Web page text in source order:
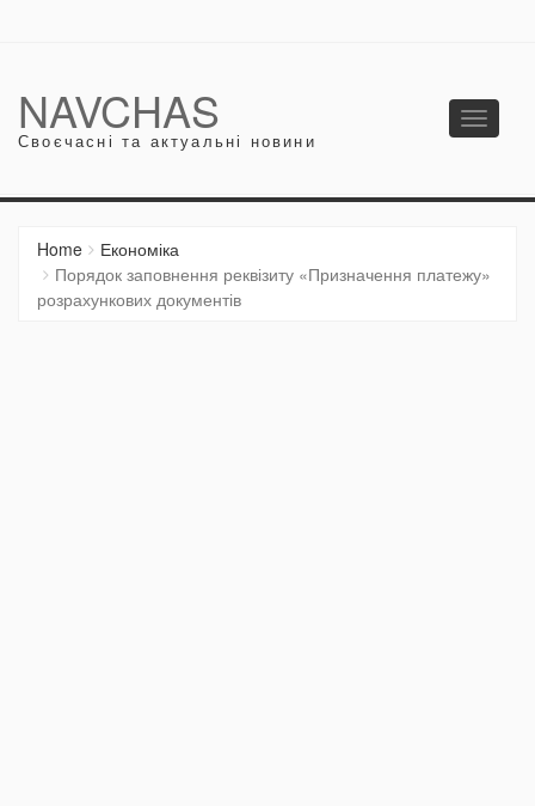
NAVCHAS
Своєчасні та актуальні новини
Toggle
Home
Економіка
Порядок заповнення реквізиту «Призначення платежу»
розрахункових документів